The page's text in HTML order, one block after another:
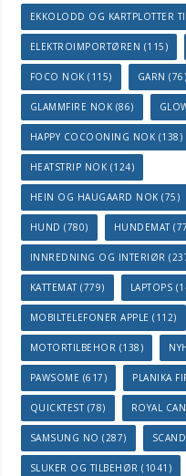
EKKOLODD OG KARTPLOTTER
ELEKTROIMPORTØREN (115)
FOCO NOK (115) GARN (76)
GLAMMFIRE NOK (86)
HAPPY COCOONING NOK (138)
HEATSTRIP NOK (124)
HEIN OG HAUGAARD NOK (75)
HUND (780) HUNDEMAT
INNREDNING OG INTERIØR
KATTEMAT(779) LAPTOPS
MOBILTELEFONER APPLE (112)
MOTORTILBEHOR (138)
PAWSOME (617) PLANIKA
QUICKTEST(78) ROYAL
SAMSUNG NO (287)
SLUKER OG TILBEHØR (1041)